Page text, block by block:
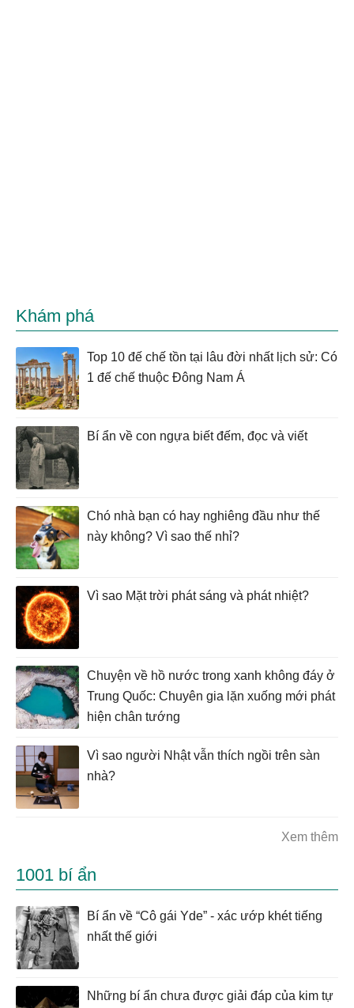
Khám phá
Top 10 đế chế tồn tại lâu đời nhất lịch sử: Có
1 đế chế thuộc Đông Nam Á
Bí ẩn về con ngựa biết đếm, đọc và viết
Chó nhà bạn có hay nghiêng đầu như thế
này không? Vì sao thế nhỉ?
Vì sao Mặt trời phát sáng và phát nhiệt?
Chuyện về hồ nước trong xanh không đáy ở
Trung Quốc: Chuyên gia lặn xuống mới phát
hiện chân tướng
Vì sao người Nhật vẫn thích ngồi trên sàn
nhà?
Xem thêm
1001 bí ẩn
Bí ẩn về “Cô gái Yde” - xác ướp khét tiếng
nhất thế giới
Những bí ẩn chưa được giải đáp của kim tự